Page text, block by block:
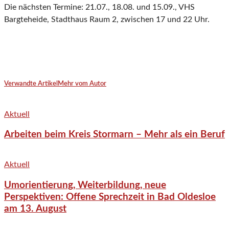
Die nächsten Termine: 21.07., 18.08. und 15.09., VHS
Bargteheide, Stadthaus Raum 2, zwischen 17 und 22 Uhr.
Verwandte Artikel Mehr vom Autor
Aktuell
Arbeiten beim Kreis Stormarn – Mehr als ein Beruf
Aktuell
Umorientierung, Weiterbildung, neue
Perspektiven: Offene Sprechzeit in Bad Oldesloe
am 13. August